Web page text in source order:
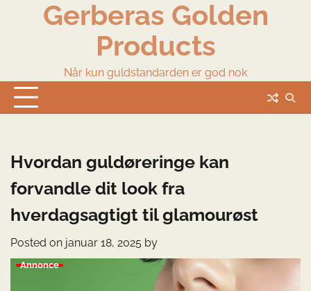
Gerberas Golden
Products
Når kun guldstandarden er god nok
Hvordan guldøreringe kan
forvandle dit look fra
hverdagsagtigt til glamourøst
Posted on januar 18, 2025 by
Annonce